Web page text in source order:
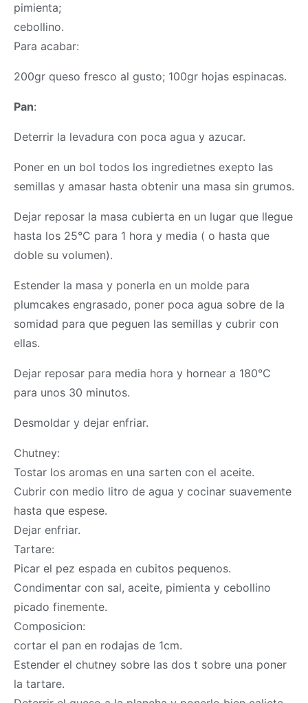
pimienta;
cebollino.
Para acabar:
200gr queso fresco al gusto; 100gr hojas espinacas.
Pan:
Deterrir la levadura con poca agua y azucar.
Poner en un bol todos los ingredietnes exepto las
semillas y amasar hasta obtenir una masa sin grumos.
Dejar reposar la masa cubierta en un lugar que llegue
hasta los 25°C para 1 hora y media ( o hasta que
doble su volumen).
Estender la masa y ponerla en un molde para
plumcakes engrasado, poner poca agua sobre de la
somidad para que peguen las semillas y cubrir con
ellas.
Dejar reposar para media hora y hornear a 180°C
para unos 30 minutos.
Desmoldar y dejar enfriar.
Chutney:
Tostar los aromas en una sarten con el aceite.
Cubrir con medio litro de agua y cocinar suavemente
hasta que espese.
Dejar enfriar.
Tartare:
Picar el pez espada en cubitos pequenos.
Condimentar con sal, aceite, pimienta y cebollino
picado finemente.
Composicion:
cortar el pan en rodajas de 1cm.
Estender el chutney sobre las dos t sobre una poner
la tartare.